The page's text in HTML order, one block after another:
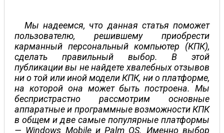
Мы надеемся, что данная статья поможет
пользователю, решившему приобрести
карманный персональный компьютер (КПК),
сделать правильный выбор. В этой
публикации вы не найдете хвалебных отзывов
ни о той или иной модели КПК, ни о платформе,
на которой она может быть построена. Мы
беспристрастно рассмотрим основные
аппаратные и программные возможности КПК
в общем и две самые популярные платформы
— Windows Mobile и Palm OS. Именно выбор